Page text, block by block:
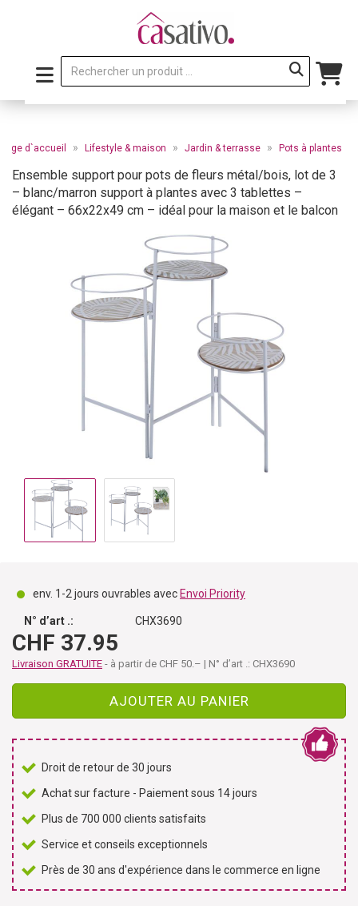
Page d`accueil » Lifestyle & maison » Jardin & terrasse » Pots à plantes
Ensemble support pour pots de fleurs métal/bois, lot de 3
– blanc/marron support à plantes avec 3 tablettes –
élégant – 66x22x49 cm – idéal pour la maison et le balcon
env. 1-2 jours ouvrables avec Envoi Priority
N° d’art .: CHX3690
CHF 37.95
Livraison GRATUITE - à partir de CHF 50.– | N° d’art .: CHX3690
AJOUTER AU PANIER
Droit de retour de 30 jours
Achat sur facture - Paiement sous 14 jours
Plus de 700 000 clients satisfaits
Service et conseils exceptionnels
Près de 30 ans d'expérience dans le commerce en ligne